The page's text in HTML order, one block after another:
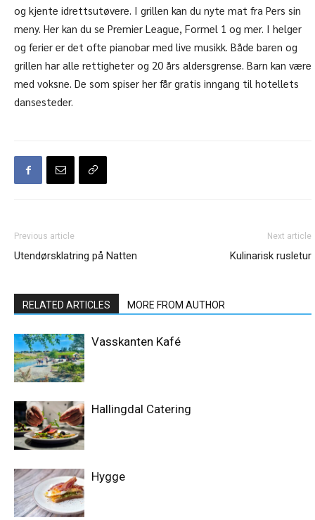
og kjente idrettsutøvere. I grillen kan du nyte mat fra Pers sin
meny. Her kan du se Premier League, Formel 1 og mer. I helger
og ferier er det ofte pianobar med live musikk. Både baren og
grillen har alle rettigheter og 20 års aldersgrense. Barn kan være
med voksne. De som spiser her får gratis inngang til hotellets
dansesteder.
Previous article
Utendørsklatring på Natten
Next article
Kulinarisk rusletur
RELATED ARTICLES MORE FROM AUTHOR
Vasskanten Kafé
Hallingdal Catering
Hygge